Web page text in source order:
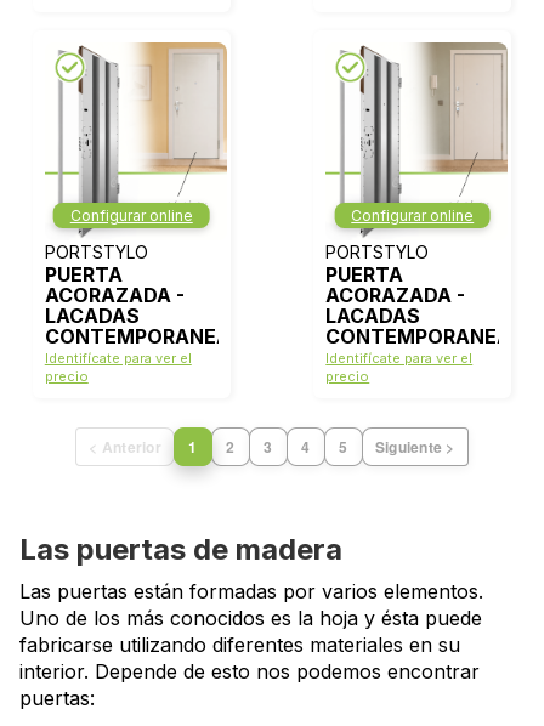
Configurar online
PORTSTYLO
PUERTA
ACORAZADA -
LACADAS
CONTEMPORANEAS
- MODELO 1000 -
BLANCO LACA
Identifícate para ver el
precio
Configurar online
PORTSTYLO
PUERTA
ACORAZADA -
LACADAS
CONTEMPORANEAS
- MODELO 1006 -
BLANCO LACA
Identifícate para ver el
precio
< Anterior 1 2 3 4 5 Siguiente >
Las puertas de madera
Las puertas están formadas por varios elementos.
Uno de los más conocidos es la hoja y ésta puede
fabricarse utilizando diferentes materiales en su
interior. Depende de esto nos podemos encontrar
puertas: